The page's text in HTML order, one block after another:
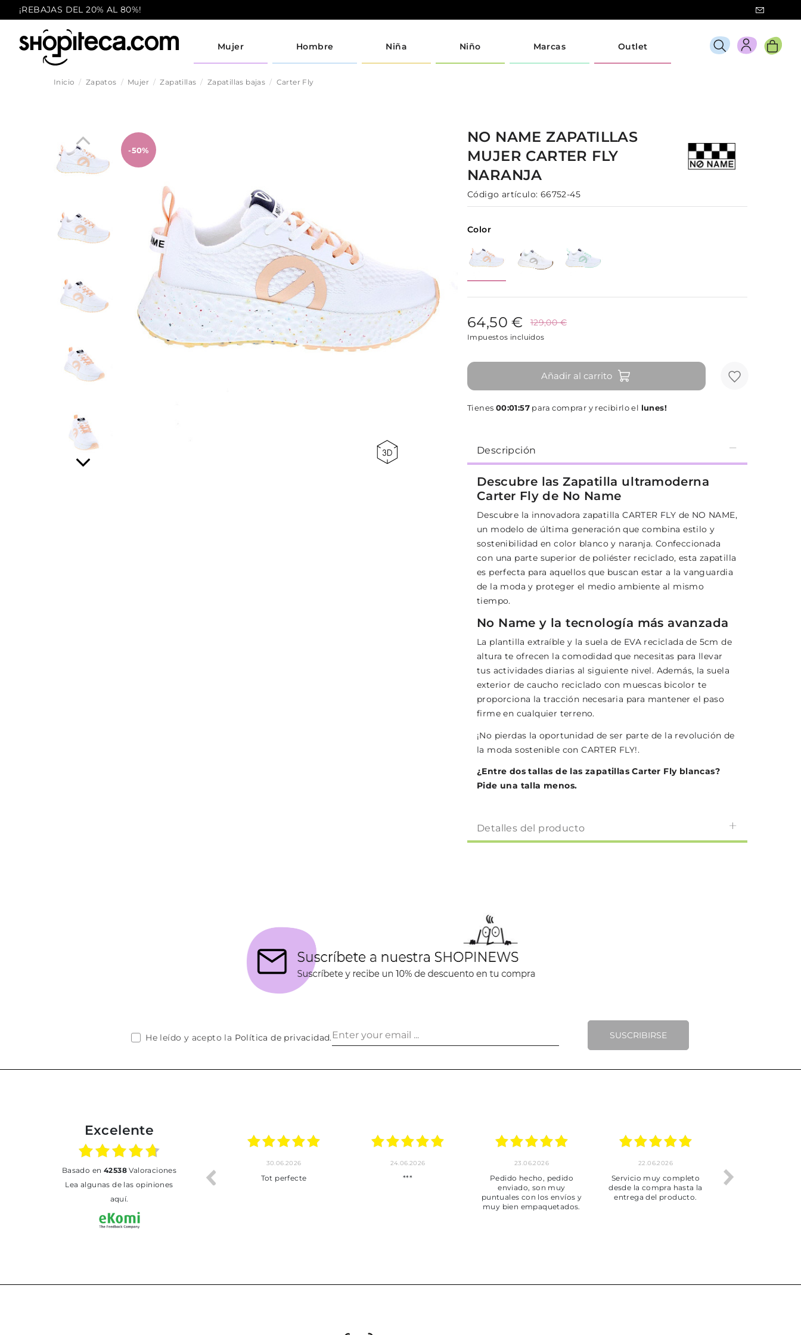
¡REBAJAS DEL 20% AL 80%!
Mujer Hombre Niña Niño Marcas Outlet
Inicio Zapatos Mujer Zapatillas Zapatillas bajas Carter Fly
-50%
NO NAME ZAPATILLAS
MUJER CARTER FLY
NARANJA
Código artículo: 66752-45
Color
64,50 € 129,00 €
Impuestos incluidos
Añadir al carrito
Tienes 00:01:56 para comprar y recibirlo el lunes!
Descripción
Descubre las Zapatilla ultramoderna
Carter Fly de No Name
Descubre la innovadora zapatilla CARTER FLY de NO NAME,
un modelo de última generación que combina estilo y
sostenibilidad en color blanco y naranja. Confeccionada
con una parte superior de poliéster reciclado, esta zapatilla
es perfecta para aquellos que buscan estar a la vanguardia
de la moda y proteger el medio ambiente al mismo
tiempo.
No Name y la tecnología más avanzada
La plantilla extraíble y la suela de EVA reciclada de 5cm de
altura te ofrecen la comodidad que necesitas para llevar
tus actividades diarias al siguiente nivel. Además, la suela
exterior de caucho reciclado con muescas bicolor te
proporciona la tracción necesaria para mantener el paso
firme en cualquier terreno.
¡No pierdas la oportunidad de ser parte de la revolución de
la moda sostenible con CARTER FLY!.
¿Entre dos tallas de las zapatillas Carter Fly blancas?
Pide una talla menos.
Detalles del producto
SUSCRIBIRSE
He leído y acepto la Política de privacidad.
Excelente
basado en 42538Valoraciones
Lea algunas de las opiniones
aquí.
30.06.2026
Tot perfecte
24.06.2026
***
23.06.2026
Pedido hecho, pedido
enviado, son muy
puntuales con los envíos y
muy bien empaquetados.
22.06.2026
Servicio muy completo
desde la compra hasta la
entrega del producto.